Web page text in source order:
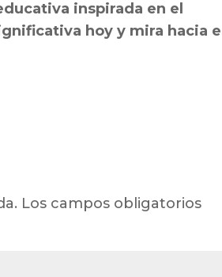
inspirada en el
hoy y mira hacia
Los campos obligatorios